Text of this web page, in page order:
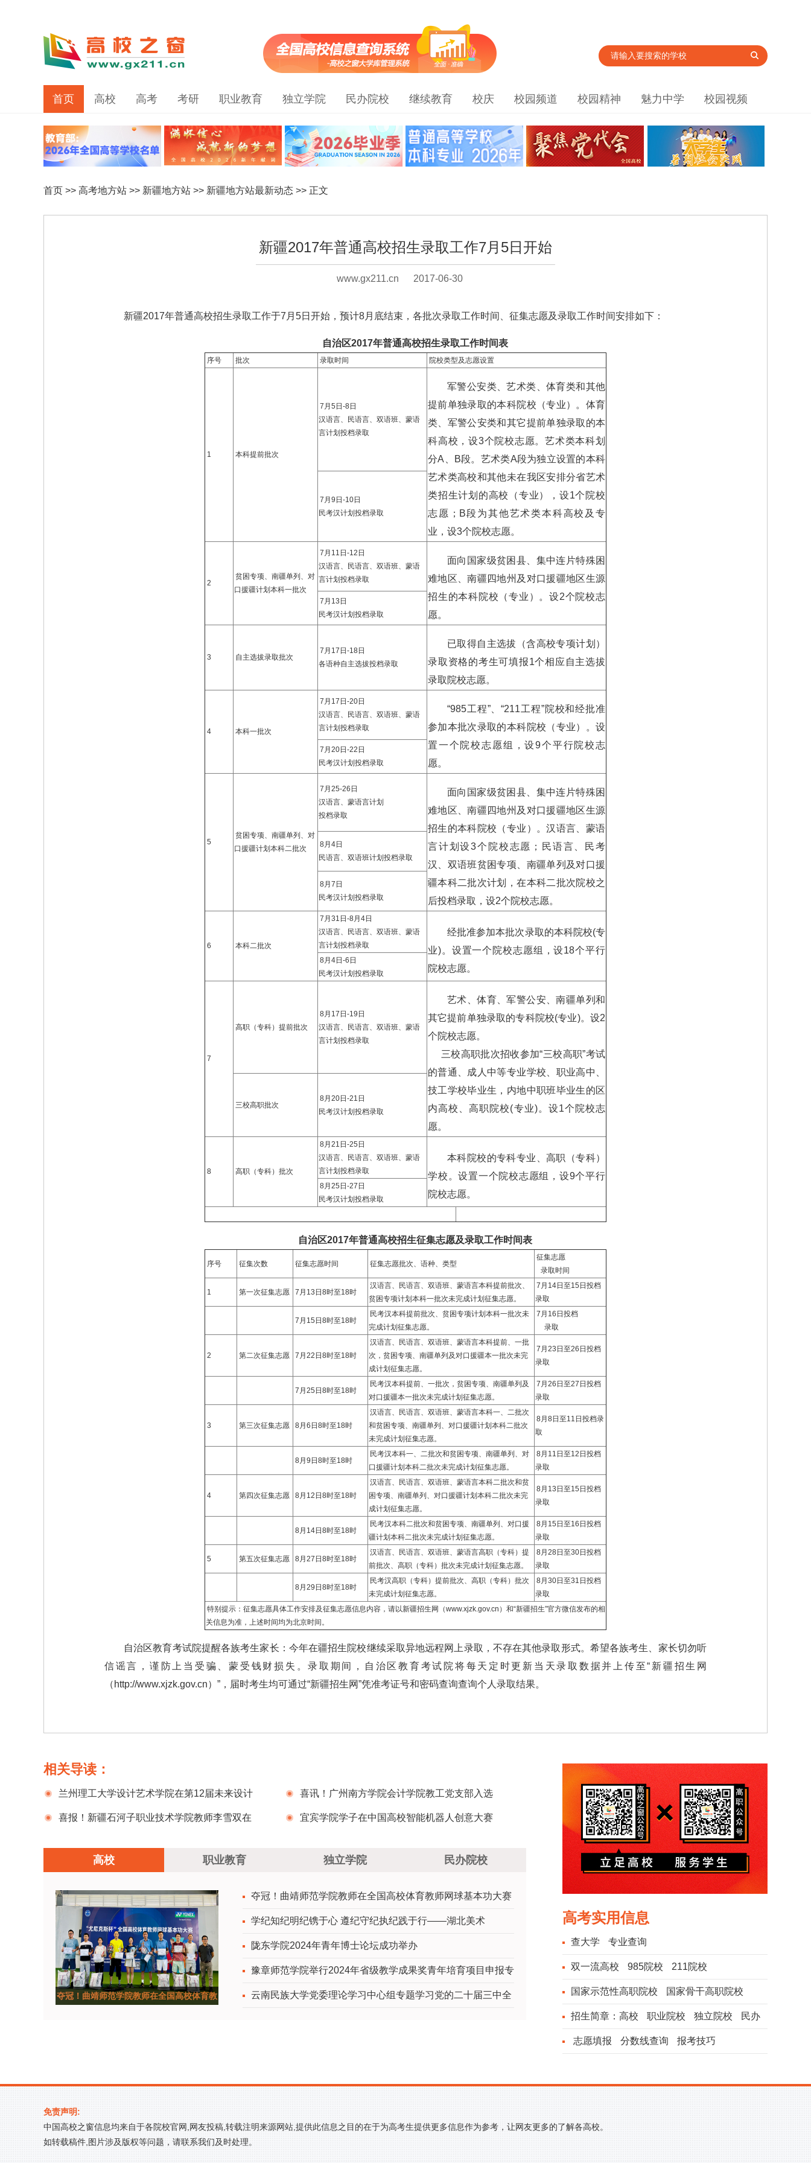
首页 高校 高考 考研 职业教育 独立学院 民办院校 继续教育 校庆 校园频道 校园精神 魅力中学 校园视频
首页 >> 高考地方站 >> 新疆地方站 >> 新疆地方站最新动态 >> 正文
新疆2017年普通高校招生录取工作7月5日开始
www.gx211.cn 2017-06-30
新疆2017年普通高校招生录取工作于7月5日开始，预计8月底结束，各批次录取工作时间、征集志愿及录取工作时间安排如下：
自治区2017年普通高校招生录取工作时间表
序号 批次 录取时间 院校类型及志愿设置
1 本科提前批次
7月5日-8日
汉语言、民语言、双语班、蒙语
言计划投档录取
军警公安类、艺术类、体育类和其他
提前单独录取的本科院校（专业）。体育
类、军警公安类和其它提前单独录取的本
科高校，设3个院校志愿。艺术类本科划
分A、B段。艺术类A段为独立设置的本科
艺术类高校和其他未在我区安排分省艺术
类招生计划的高校（专业），设1个院校
志愿；B段为其他艺术类本科高校及专
业，设3个院校志愿。
7月9日-10日
民考汉计划投档录取
2
贫困专项、南疆单列、对
口援疆计划本科一批次
7月11日-12日
汉语言、民语言、双语班、蒙语
言计划投档录取
面向国家级贫困县、集中连片特殊困
难地区、南疆四地州及对口援疆地区生源
招生的本科院校（专业）。设2个院校志
愿。
7月13日
民考汉计划投档录取
3 自主选拔录取批次
7月17日-18日
各语种自主选拔投档录取
已取得自主选拔（含高校专项计划）
录取资格的考生可填报1个相应自主选拔
录取院校志愿。
4 本科一批次
7月17日-20日
汉语言、民语言、双语班、蒙语
言计划投档录取
“985工程”、“211工程”院校和经批准
参加本批次录取的本科院校（专业）。设
置一个院校志愿组，设9个平行院校志
愿。
7月20日-22日
民考汉计划投档录取
5
贫困专项、南疆单列、对
口援疆计划本科二批次
7月25-26日
汉语言、蒙语言计划
投档录取
面向国家级贫困县、集中连片特殊困
难地区、南疆四地州及对口援疆地区生源
招生的本科院校（专业）。汉语言、蒙语
言计划设3个院校志愿；民语言、民考
汉、双语班贫困专项、南疆单列及对口援
疆本科二批次计划，在本科二批次院校之
后投档录取，设2个院校志愿。
8月4日
民语言、双语班计划投档录取
8月7日
民考汉计划投档录取
6 本科二批次
7月31日-8月4日
汉语言、民语言、双语班、蒙语
言计划投档录取
经批准参加本批次录取的本科院校(专
业)。设置一个院校志愿组，设18个平行
院校志愿。
8月4日-6日
民考汉计划投档录取
7
高职（专科）提前批次
8月17日-19日
汉语言、民语言、双语班、蒙语
言计划投档录取
艺术、体育、军警公安、南疆单列和
其它提前单独录取的专科院校(专业)。设2
个院校志愿。
三校高职批次招收参加“三校高职”考试
的普通、成人中等专业学校、职业高中、
技工学校毕业生，内地中职班毕业生的区
内高校、高职院校(专业)。设1个院校志
愿。
三校高职批次
8月20日-21日
民考汉计划投档录取
8 高职（专科）批次
8月21日-25日
汉语言、民语言、双语班、蒙语
言计划投档录取
本科院校的专科专业、高职（专科）
学校。设置一个院校志愿组，设9个平行
院校志愿。
8月25日-27日
民考汉计划投档录取
自治区2017年普通高校招生征集志愿及录取工作时间表
序号 征集次数 征集志愿时间 征集志愿批次、语种、类型
征集志愿
录取时间
1 第一次征集志愿 7月13日8时至18时
汉语言、民语言、双语班、蒙语言本科提前批次、
贫困专项计划本科一批次未完成计划征集志愿。
7月14日至15日投档
录取
7月15日8时至18时
民考汉本科提前批次、贫困专项计划本科一批次未
完成计划征集志愿。
7月16日投档
录取
2 第二次征集志愿 7月22日8时至18时
汉语言、民语言、双语班、蒙语言本科提前、一批
次，贫困专项、南疆单列及对口援疆本一批次未完
成计划征集志愿。
7月23日至26日投档
录取
7月25日8时至18时
民考汉本科提前、一批次，贫困专项、南疆单列及
对口援疆本一批次未完成计划征集志愿。
7月26日至27日投档
录取
3 第三次征集志愿 8月6日8时至18时
汉语言、民语言、双语班、蒙语言本科一、二批次
和贫困专项、南疆单列、对口援疆计划本科二批次
未完成计划征集志愿。
8月8日至11日投档录
取
8月9日8时至18时
民考汉本科一、二批次和贫困专项、南疆单列、对
口援疆计划本科二批次未完成计划征集志愿。
8月11日至12日投档
录取
4 第四次征集志愿 8月12日8时至18时
汉语言、民语言、双语班、蒙语言本科二批次和贫
困专项、南疆单列、对口援疆计划本科二批次未完
成计划征集志愿。
8月13日至15日投档
录取
8月14日8时至18时
民考汉本科二批次和贫困专项、南疆单列、对口援
疆计划本科二批次未完成计划征集志愿。
8月15日至16日投档
录取
5 第五次征集志愿 8月27日8时至18时
汉语言、民语言、双语班、蒙语言高职（专科）提
前批次、高职（专科）批次未完成计划征集志愿。
8月28日至30日投档
录取
8月29日8时至18时
民考汉高职（专科）提前批次、高职（专科）批次
未完成计划征集志愿。
8月30日至31日投档
录取
特别提示：征集志愿具体工作安排及征集志愿信息内容，请以新疆招生网（www.xjzk.gov.cn）和“新疆招生”官方微信发布的相
关信息为准，上述时间均为北京时间。
自治区教育考试院提醒各族考生家长：今年在疆招生院校继续采取异地远程网上录取，不存在其他录取形式。希望各族考生、家长切勿听
信谣言，谨防上当受骗、蒙受钱财损失。录取期间，自治区教育考试院将每天定时更新当天录取数据并上传至“新疆招生网
（http://www.xjzk.gov.cn）”，届时考生均可通过“新疆招生网”凭准考证号和密码查询查询个人录取结果。
相关导读：
兰州理工大学设计艺术学院在第12届未来设计
师全国高校数字艺术设计大赛中获奖再创新高
喜讯！广州南方学院会计学院教工党支部入选
全国高校“双带头人”教师党支部书记“强国行”专项
喜报！新疆石河子职业技术学院教师李雪双在 宜宾学院学子在中国高校智能机器人创意大赛
高校 职业教育 独立学院 民办院校
夺冠！曲靖师范学院教师在全国高校体育教
夺冠！曲靖师范学院教师在全国高校体育教师网球基本功大赛
学纪知纪明纪镌于心 遵纪守纪执纪践于行——湖北美术
陇东学院2024年青年博士论坛成功举办
豫章师范学院举行2024年省级教学成果奖青年培育项目申报专
云南民族大学党委理论学习中心组专题学习党的二十届三中全
高考实用信息
查大学 专业查询
双一流高校 985院校 211院校
国家示范性高职院校 国家骨干高职院校
招生简章： 高校 职业院校 独立院校 民办
院校志愿填报 分数线查询 报考技巧
免责声明:
中国高校之窗信息均来自于各院校官网,网友投稿,转载注明来源网站,提供此信息之目的在于为高考生提供更多信息作为参考，让网友更多的了解各高校。
如转载稿件,图片涉及版权等问题，请联系我们及时处理。